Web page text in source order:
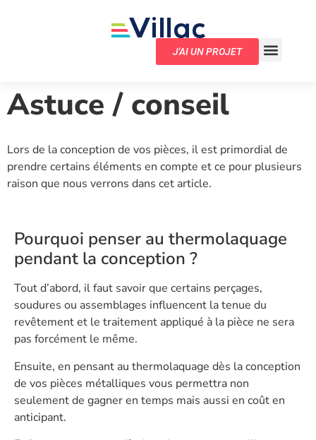
J'AI UN PROJET
Astuce / conseil
Lors de la conception de vos pièces, il est primordial de
prendre certains éléments en compte et ce pour plusieurs
raison que nous verrons dans cet article.
Pourquoi penser au thermolaquage
pendant la conception ?
Tout d’abord, il faut savoir que certains perçages,
soudures ou assemblages influencent la tenue du
revêtement et le traitement appliqué à la pièce ne sera
pas forcément le même.
Ensuite, en pensant au thermolaquage dès la conception
de vos pièces métalliques vous permettra non
seulement de gagner en temps mais aussi en coût en
anticipant.